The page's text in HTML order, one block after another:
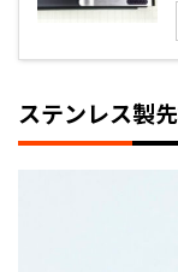
ステンレス製